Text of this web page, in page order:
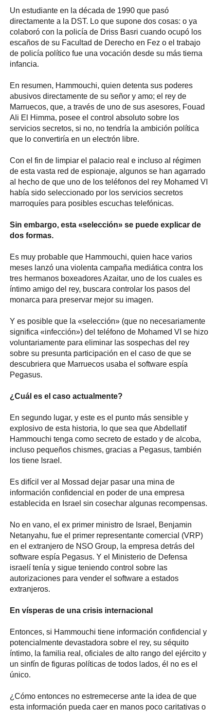
Un estudiante en la década de 1990 que pasó
directamente a la DST. Lo que supone dos cosas: o ya
colaboró ​​con la policía de Driss Basri cuando ocupó los
escaños de su Facultad de Derecho en Fez o el trabajo
de policía político fue una vocación desde su más tierna
infancia.
En resumen, Hammouchi, quien detenta sus poderes
abusivos directamente de su señor y amo; el rey de
Marruecos, que, a través de uno de sus asesores, Fouad
Ali El Himma, posee el control absoluto sobre los
servicios secretos, si no, no tendría la ambición política
que lo convertiría en un electrón libre.
Con el fin de limpiar el palacio real e incluso al régimen
de esta vasta red de espionaje, algunos se han agarrado
al hecho de que uno de los teléfonos del rey Mohamed VI
había sido seleccionado por los servicios secretos
marroquíes para posibles escuchas telefónicas.
Sin embargo, esta «selección» se puede explicar de
dos formas.
Es muy probable que Hammouchi, quien hace varios
meses lanzó una violenta campaña mediática contra los
tres hermanos boxeadores Azaitar, uno de los cuales es
íntimo amigo del rey, buscara controlar los pasos del
monarca para preservar mejor su imagen.
Y es posible que la «selección» (que no necesariamente
significa «infección») del teléfono de Mohamed VI se hizo
voluntariamente para eliminar las sospechas del rey
sobre su presunta participación en el caso de que se
descubriera que Marruecos usaba el software espía
Pegasus.
¿Cuál es el caso actualmente?
En segundo lugar, y este es el punto más sensible y
explosivo de esta historia, lo que sea que Abdellatif
Hammouchi tenga como secreto de estado y de alcoba,
incluso pequeños chismes, gracias a Pegasus, también
los tiene Israel.
Es difícil ver al Mossad dejar pasar una mina de
información confidencial en poder de una empresa
establecida en Israel sin cosechar algunas recompensas.
No en vano, el ex primer ministro de Israel, Benjamin
Netanyahu, fue el primer representante comercial (VRP)
en el extranjero de NSO Group, la empresa detrás del
software espía Pegasus. Y el Ministerio de Defensa
israelí tenía y sigue teniendo control sobre las
autorizaciones para vender el software a estados
extranjeros.
En vísperas de una crisis internacional
Entonces, si Hammouchi tiene información confidencial y
potencialmente devastadora sobre el rey, su séquito
íntimo, la familia real, oficiales de alto rango del ejército y
un sinfín de figuras políticas de todos lados, él no es el
único.
¿Cómo entonces no estremecerse ante la idea de que
esta información pueda caer en manos poco caritativas o